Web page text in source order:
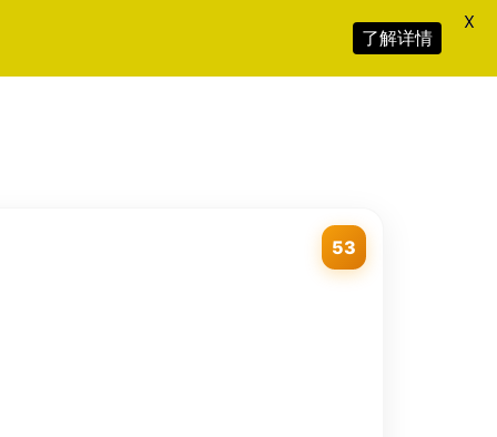
53
了解详情
X